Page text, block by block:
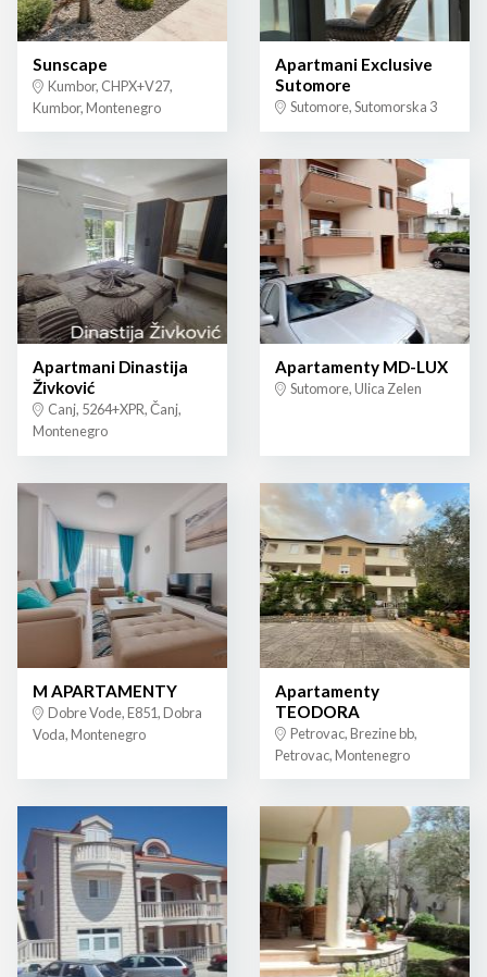
Sunscape
Kumbor, CHPX+V27,
Kumbor, Montenegro
Apartmani Exclusive
Sutomore
Sutomore, Sutomorska 3
Apartmani Dinastija
Živković
Canj, 5264+XPR, Čanj,
Montenegro
Apartamenty MD-LUX
Sutomore, Ulica Zelen
M APARTAMENTY
Dobre Vode, E851, Dobra
Voda, Montenegro
Apartamenty
TEODORA
Petrovac, Brezine bb,
Petrovac, Montenegro